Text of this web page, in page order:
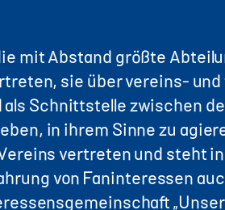
mit Abstand größte
sie über vereins-
Schnittstelle zwischen
in ihrem Sinne zu
vertreten und steht
von Faninteressen